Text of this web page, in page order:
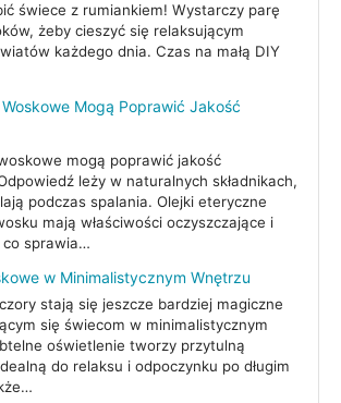
świece z rumiankiem! Wystarczy parę
żeby cieszyć się relaksującym
każdego dnia. Czas na małą DIY
Mogą Poprawić Jakość
mogą poprawić jakość
leży w naturalnych składnikach,
podczas spalania. Olejki eteryczne
mają właściwości oczyszczające i
co sprawia…
w Minimalistycznym Wnętrzu
stają się jeszcze bardziej magiczne
się świecom w minimalistycznym
oświetlenie tworzy przytulną
do relaksu i odpoczynku po długim